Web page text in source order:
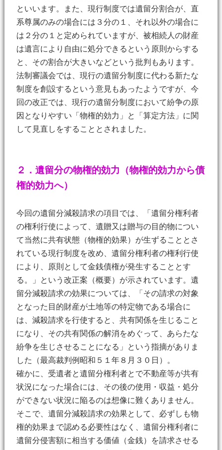
といいます。また、現行制度では遺留分割合が、直
系尊属のみの場合には３分の１、それ以外の場合に
は２分の１と定められていますが、被相続人の財産
は遺言により自由に処分できるという原則からする
と、その割合が大きいなどという批判もあります。
法制審議会では、現行の遺留分制度に代わる新たな
制度を創設するという意見もあったようですが、今
回の改正では、現行の遺留分制度において紛争の原
因となりやすい「物権的効力」と「算定方法」に関
して見直しをすることとされました。
２．遺留分の物権的効力（物権的効力から債
権的効力へ）
今回の遺留分減殺請求の項目では、「遺留分権利者
の権利行使によって、遺贈又は贈与の目的物につい
て当然に共有状態（物権的効果）が生ずることとさ
れている現行制度を改め、遺留分権利者の権利行使
により、原則として金銭債権が発生することとす
る。」という改正案（概要）が示されています。遺
留分減殺請求の効果については、「その請求の対象
となった目的財産が土地等の特定物である場合に
は、減殺請求を行使すると、共有関係を生じること
になり、その共有関係の解消をめぐって、あらたな
紛争を生じさせることになる」という指摘がありま
した（最高裁判例昭和５１年８月３０日）。
確かに、受遺者と遺留分権利者とで不動産等が共有
状況になった場合には、その後の使用・収益・処分
ができない状況に陥るのは想像に難くありません。
そこで、遺留分減殺請求の効果として、必ずしも物
権的効果まで認める必要性はなく、遺留分権利者に
遺留分侵害額に相当する価値（金銭）を請求させる